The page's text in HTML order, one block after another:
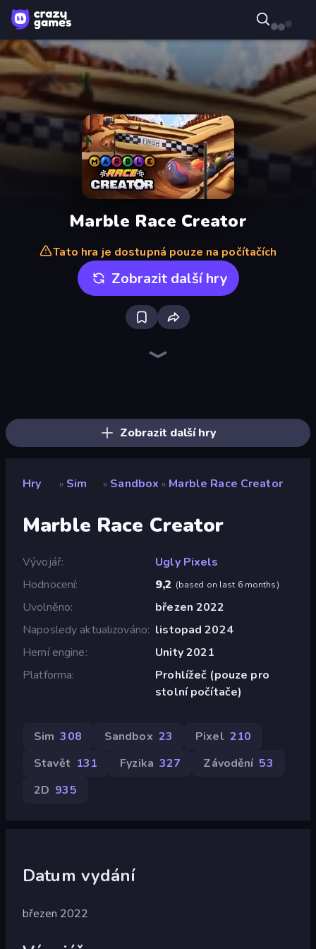
Marble Race Creator
Tato hra je dostupná pouze na počítačích
Zobrazit další hry
Zobrazit další hry
Hry » Sim » Sandbox » Marble Race Creator
Marble Race Creator
Vývojář
Ugly Pixels
Hodnocení
9,2 (based on last 6 months)
Uvolněno
březen 2022
Naposledy aktualizováno listopad 2024
Herní engine
Unity 2021
Platforma
Prohlížeč (pouze pro
stolní počítače)
Sim 308 Sandbox 23 Pixel 210
Stavět 131 Fyzika 327 Závodění 53
2D 935
Datum vydání
březen 2022